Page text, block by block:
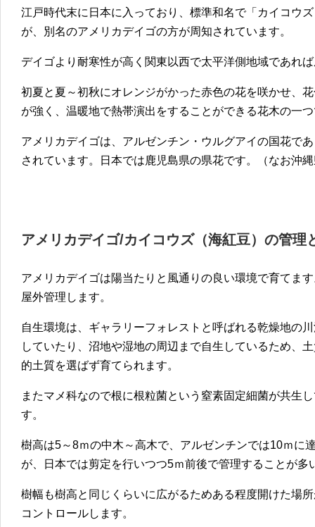
江戸時代末に日本に入っており、標準和名で「カイコウ
が、別名のアメリカデイゴの方が周知されています。
デイゴより耐寒性が高く関東以西で太平洋側地域であれ
初夏と夏～初秋にオレンジがかった赤色の花を咲かせ、
が強く、温暖地で熱帯演出をすることができる花木の一
アメリカデイゴは、アルゼンチン・ウルグアイの国花で
されています。日本では鹿児島県の県花です。（なお沖
アメリカデイゴ/カイコウズ（海紅豆）の管理
アメリカデイゴは陽当たりと風通りの良い環境で育てま
屋外管理します。
自生環境は、ギャラリーフォレストと呼ばれる乾燥地の
していたり、沼地や湿地の周辺まで自生しているため、
的土質を選ばず育てられます。
またマメ科なので根に根粒菌という窒素固定細菌が共生
す。
樹高は5～8ｍの中木～高木で、アルゼンチンでは10ｍに
が、日本では剪定を行いつつ5ｍ前後で管理することが多
樹幅も樹高と同じくらいに広がるためある程度開けた場
コントロールします。